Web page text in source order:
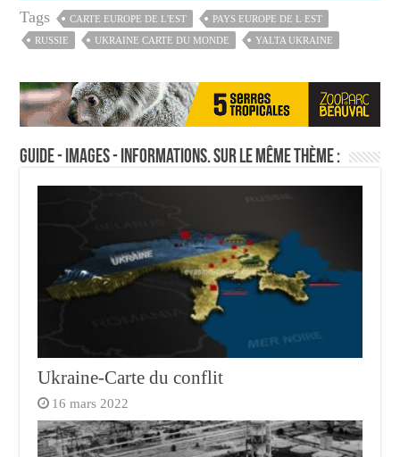
Tags CARTE EUROPE DE L'EST
PAYS EUROPE DE L EST
RUSSIE
UKRAINE CARTE DU MONDE YALTA UKRAINE
Guide - Images - Informations. Sur le même thème :
Ukraine-Carte du conflit
16 mars 2022